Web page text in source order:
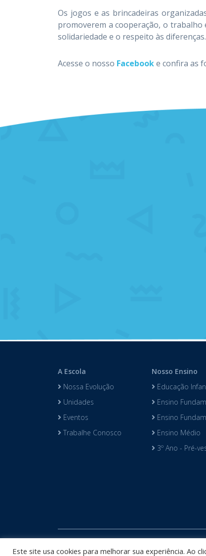
Os jogos e as brincadeiras
promoverem a cooperação, o trabalho
solidariedade e o respeito às diferenças.
Acesse o nosso Facebooke confira as
A Escola
Nossa Evolução
Unidades
Eventos
Trabalhe Conosco
Nosso Ensino
Educação
Ensino
Ensino
Ensino Médio
3º Ano - Pré-
Este site usa cookies para melhorar sua experiência. Ao